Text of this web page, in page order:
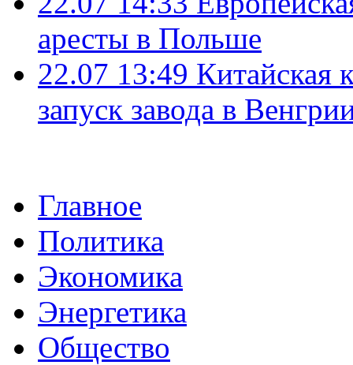
аресты в Польше
22.07 13:49 Китайская
запуск завода в
Главное
Политика
Экономика
Энергетика
Общество